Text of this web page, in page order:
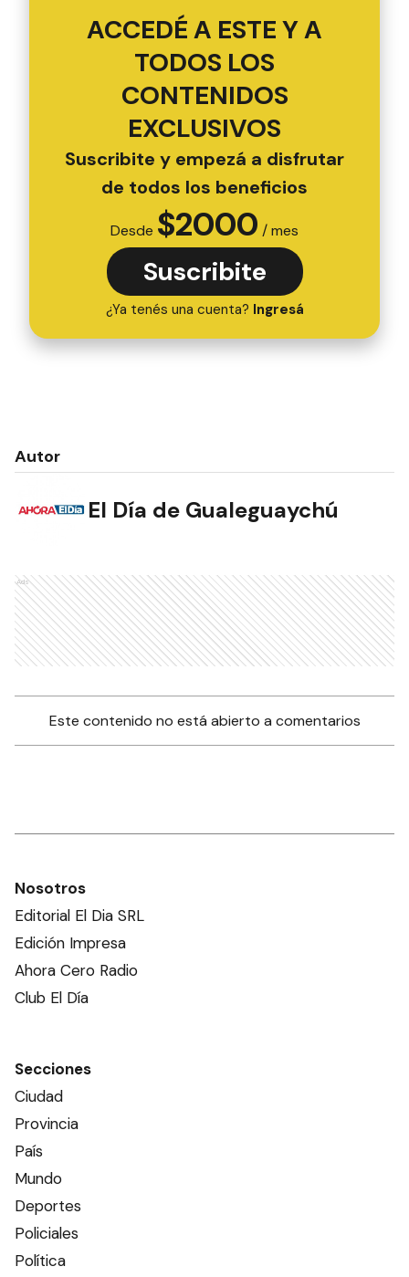
ACCEDÉ A ESTE Y A
TODOS LOS
CONTENIDOS
EXCLUSIVOS
Suscribite y empezá a disfrutar
de todos los beneficios
Desde $2000 / mes
Suscribite
¿Ya tenés una cuenta? Ingresá
Autor
El Día de Gualeguaychú
Ads
Este contenido no está abierto a comentarios
Nosotros
Editorial El Dia SRL
Edición Impresa
Ahora Cero Radio
Club El Día
Secciones
Ciudad
Provincia
País
Mundo
Deportes
Policiales
Política